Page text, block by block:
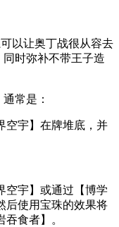
以让奥丁战很从容去
时弥补不带王子造
常是：
空宇】在牌堆底，并
空宇】或通过【博学
后使用宝珠的效果将
食者】。